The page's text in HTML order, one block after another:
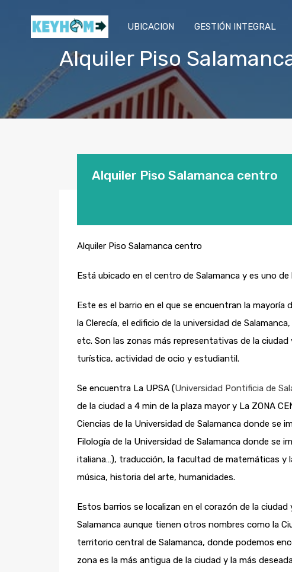
UBICACION GESTIÓN INTEGRAL
Alquiler Piso
Alquiler Piso Salamanca centro
Alquiler Piso Salamanca centro
Está ubicado en el centro de Salamanca y es uno
Este es el barrio en el que se encuentran la
la Clerecía, el edificio de la universidad de
etc. Son las zonas más representativas de la
turística, actividad de ocio y estudiantil.
Se encuentra La UPSA (Universidad Pontificia de
de la ciudad a 4 min de la plaza mayor y La ZONA
Ciencias de la Universidad de Salamanca donde se
Filología de la Universidad de Salamanca donde se
italiana…), traducción, la facultad de matemáticas y
música, historia del arte, humanidades.
Estos barrios se localizan en el corazón de la
Salamanca aunque tienen otros nombres como la
territorio central de Salamanca, donde podemos
zona es la más antigua de la ciudad y la más